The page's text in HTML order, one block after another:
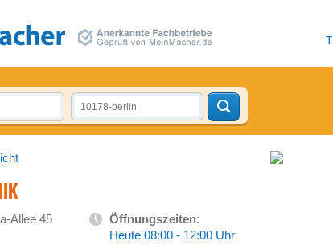
Allee 45
Öffnungszeiten:
Heute 08:00 - 12:00 Uhr